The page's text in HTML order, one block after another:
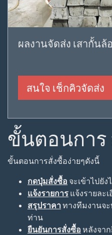
ผลงานจัดส่ง เสากั้นล้อ
สนใจ เช็กคิวจัดส่ง
ขั้นตอนการ
ขั้นตอนการสั่งซื้อง่ายๆดังนี้
กดปุ่มสั่งซื้อ จะเข้าไปยัง
แจ้งรายการ แจ้งรายละ
สรุปราคา ทางทีมงานจ
ท่าน
ยืนยันการสั่งซื้อ หลังจา